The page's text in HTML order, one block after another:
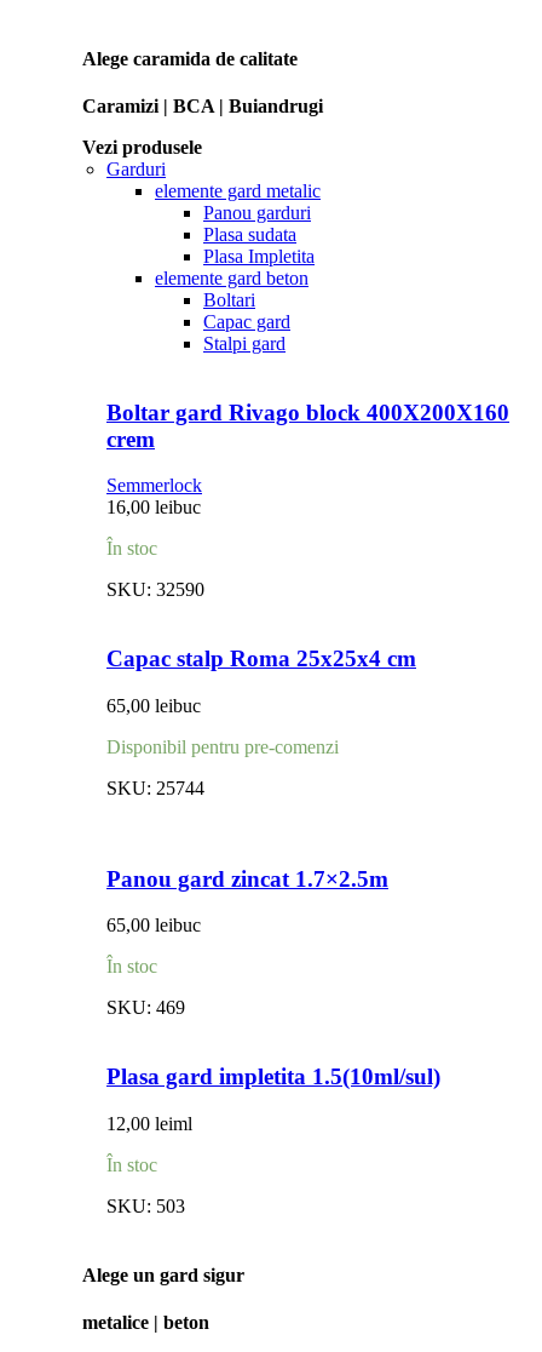
Alege caramida de calitate
Caramizi | BCA | Buiandrugi
Vezi produsele
Garduri
elemente gard metalic
Panou garduri
Plasa sudata
Plasa Impletita
elemente gard beton
Boltari
Capac gard
Stalpi gard
Boltar gard Rivago block 400X200X160
crem
Semmerlock
16,00 leibuc
În stoc
SKU: 32590
Capac stalp Roma 25x25x4 cm
65,00 leibuc
Disponibil pentru pre-comenzi
SKU: 25744
Panou gard zincat 1.7×2.5m
65,00 leibuc
În stoc
SKU: 469
Plasa gard impletita 1.5(10ml/sul)
12,00 leiml
În stoc
SKU: 503
Alege un gard sigur
metalice | beton